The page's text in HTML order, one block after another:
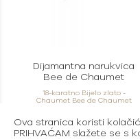
Dijamantna narukvica
Bee de Chaumet
18-karatno Bijelo zlato -
Chaumet Bee de Chaumet
Ova stranica koristi
PRIHVAĆAM slažete se s